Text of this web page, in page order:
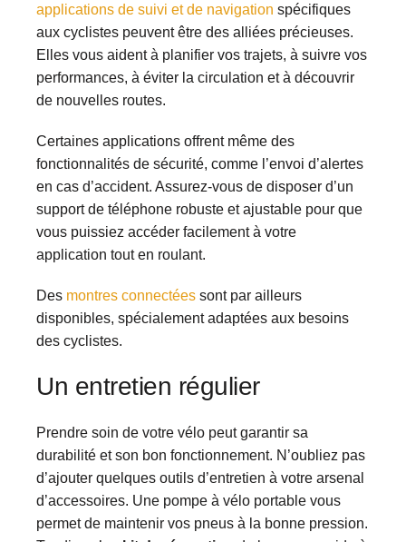
applications de suivi et de navigation spécifiques
aux cyclistes peuvent être des alliées précieuses.
Elles vous aident à planifier vos trajets, à suivre vos
performances, à éviter la circulation et à découvrir
de nouvelles routes.
Certaines applications offrent même des
fonctionnalités de sécurité, comme l’envoi d’alertes
en cas d’accident. Assurez-vous de disposer d’un
support de téléphone robuste et ajustable pour que
vous puissiez accéder facilement à votre
application tout en roulant.
Des montres connectées sont par ailleurs
disponibles, spécialement adaptées aux besoins
des cyclistes.
Un entretien régulier
Prendre soin de votre vélo peut garantir sa
durabilité et son bon fonctionnement. N’oubliez pas
d’ajouter quelques outils d’entretien à votre arsenal
d’accessoires. Une pompe à vélo portable vous
permet de maintenir vos pneus à la bonne pression.